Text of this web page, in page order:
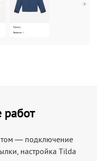
— подключение
настройка Tilda